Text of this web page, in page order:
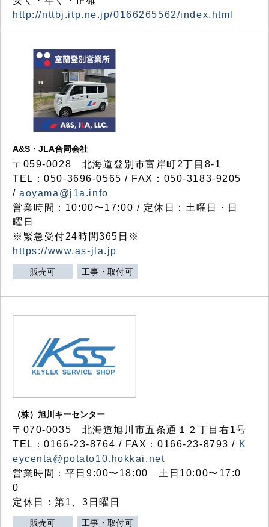
http://nttbj.itp.ne.jp/0166265562/index.html
A&S・JLA合同会社
〒 059-0028 北海道登別市富岸町2丁目 8-1
TEL：050-3696-0565 / FAX：050-3183-9205
/aoyama@j1a.info
営業時間：10:00〜17:00 / 定休日：土曜日・日
曜日
※緊急受付24時間365日※
https://www.as-jla.jp
販売可 工事・取付可
（株）旭川キーセンター
〒070-0035 北海道旭川市五条通１２丁目右1号
TEL：0166-23-8764 / FAX：0166-23-8793 / K
eycenta@potato10.hokkai.net
営業時間：平日9:00〜18:00 土日10:00〜17:0
0
定休日：第1、3日曜日
販売可 工事・取付可